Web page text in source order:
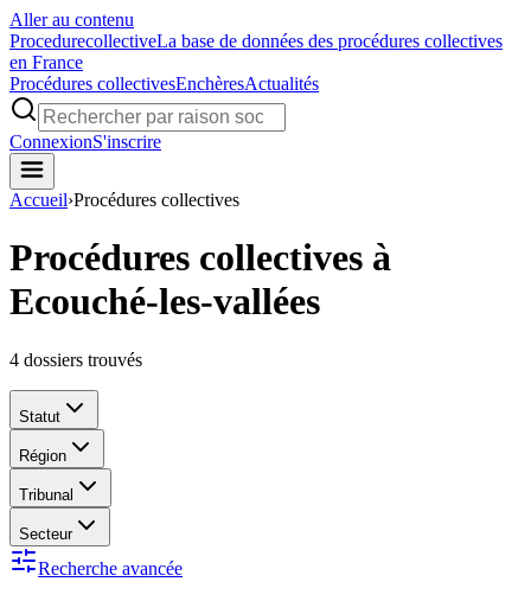
Aller au contenu
ProcedurecollectiveLa base de données des procédures collectives
en France
Procédures collectivesEnchèresActualités
ConnexionS'inscrire
Accueil›Procédures collectives
Procédures collectives à
Ecouché-les-vallées
4 dossiers trouvés
Statut
Région
Tribunal
Secteur
Recherche avancée